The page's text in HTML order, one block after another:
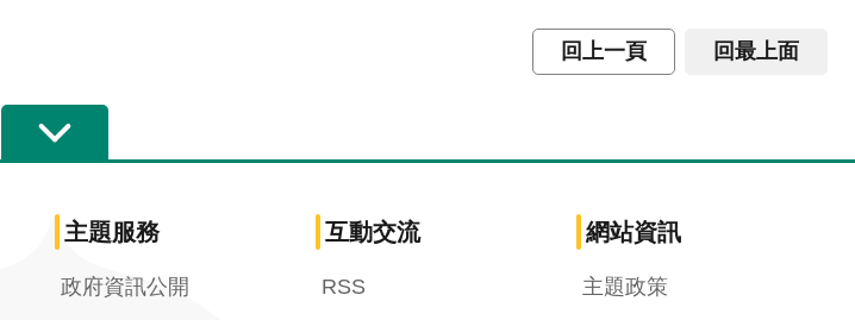
回上一頁 回最上面
主題服務
政府資訊公開
互動交流
RSS
網站資訊
主題政策